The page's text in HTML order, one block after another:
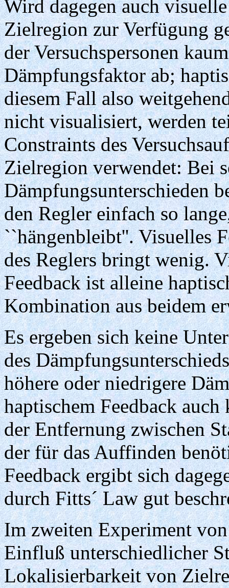
Wird dagegen auch
Zielregion zur Verfügung
der Versuchspersonen
Dämpfungsfaktor ab;
diesem Fall also
nicht visualisiert, werden
Constraints des
Zielregion verwendet: Bei
Dämpfungsunterschieden
den Regler einfach so
``hängenbleibt''. Visuelles
des Reglers bringt wenig.
Feedback ist alleine
Kombination aus beidem
Es ergeben sich keine
des
höhere oder niedrigere
haptischem Feedback
der Entfernung zwischen
der für das Auffinden
Feedback ergibt sich
durch Fitts´ Law gut
Im zweiten Experiment
Einfluß unterschiedlicher
Lokalisierbarkeit von